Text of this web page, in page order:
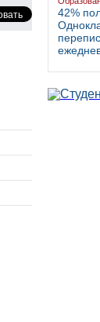
42%